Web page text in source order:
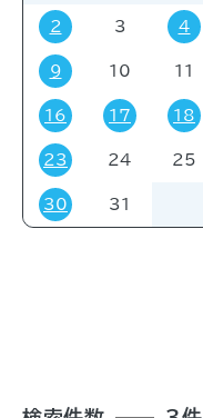
販売会 展示会
その他
すべて
2 3 4
9 10 11
16 17 18
23 24 25
30 31